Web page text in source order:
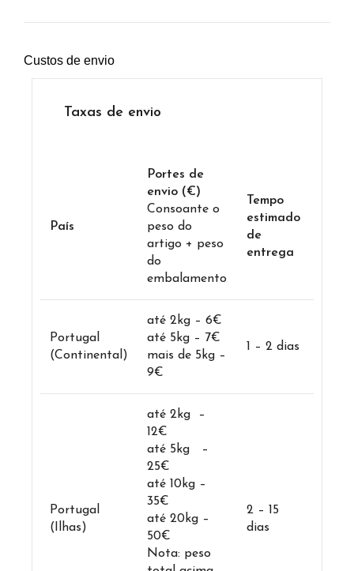
Custos de envio
Taxas de envio
País
Portes de
envio (€)
Consoante o
peso do
artigo + peso
do
embalamento
Tempo
estimado
de
entrega
Portugal
(Continental)
até 2kg – 6€
até 5kg – 7€
mais de 5kg –
9€
1 – 2 dias
Portugal
(Ilhas)
até 2kg –
12€
até 5kg –
25€
até 10kg –
35€
até 20kg –
50€
Nota: peso
2 – 15
dias